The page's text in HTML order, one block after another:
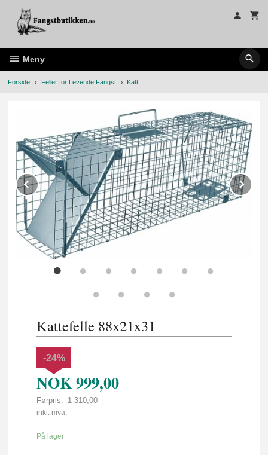
innholdet
Meny
Forside Feller for Levende Fangst Katt
Prev
Kattefelle 88x21x31
NOK999,00
Førpris: 1 310,00
Rabatt
-24%
inkl. mva.
På lager